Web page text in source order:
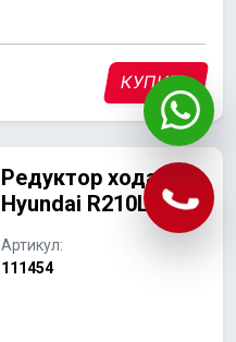
КУПИТЬ
Редуктор хода
Hyundai R210LC-7
Артикул:
111454